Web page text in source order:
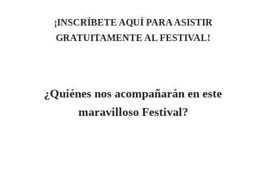
¡INSCRÍBETE AQUÍ PARA ASISTIR
GRATUITAMENTE AL FESTIVAL!
¿Quiénes nos acompañarán en este
maravilloso Festival?